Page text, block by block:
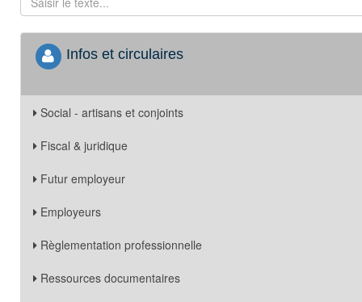
Infos et circulaires
Social - artisans et conjoints
Fiscal & juridique
Futur employeur
Employeurs
Règlementation professionnelle
Ressources documentaires